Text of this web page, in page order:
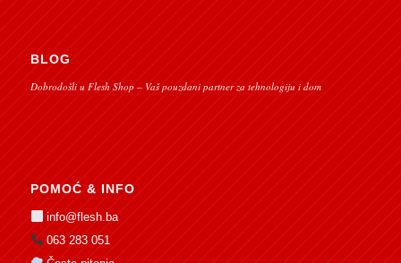
BLOG
Dobrodošli u Flesh Shop – Vaš pouzdani partner za tehnologiju i dom
POMOĆ & INFO
info@flesh.ba
063 283 051